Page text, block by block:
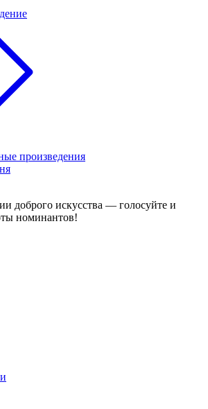
произведения
доброго искусства — голосуйте и
номинантов!